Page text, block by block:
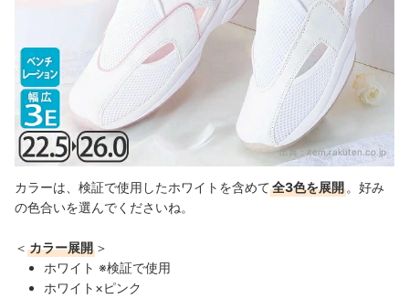
出典： item.rakuten.co.jp
カラーは、検証で使用したホワイトを含めて全3色を展開 。好み
の色合いを選んでくださいね。
＜ カラー展開 ＞
ホワイト ※検証で使用
ホワイト×ピンク